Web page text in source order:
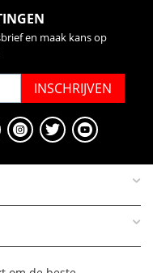
en maak kans op
INSCHRIJVEN